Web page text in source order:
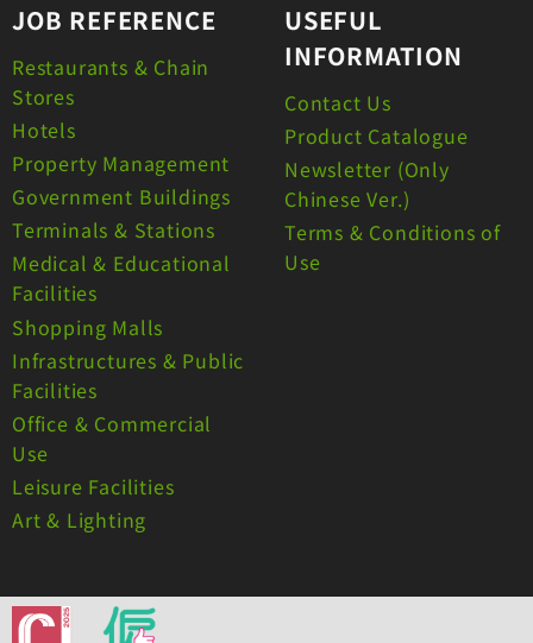
JOB REFERENCE
Restaurants & Chain
Stores
Hotels
Property Management
Government Buildings
Terminals & Stations
Medical & Educational
Facilities
Shopping Malls
Infrastructures & Public
Facilities
Office & Commercial
Use
Leisure Facilities
Art & Lighting
USEFUL
INFORMATION
Contact Us
Product Catalogue
Newsletter (Only
Chinese Ver.)
Terms & Conditions of
Use